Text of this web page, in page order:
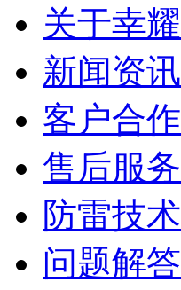
关于幸耀
新闻资讯
客户合作
售后服务
防雷技术
问题解答